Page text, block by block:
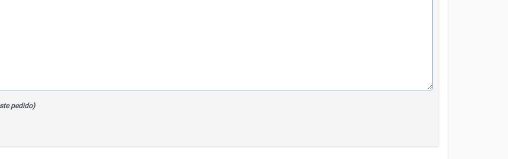
(Opcionalmente você pode anexar fotos e documentos a este pedido)